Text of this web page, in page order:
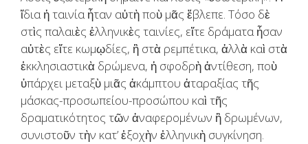
ἴδια ἡ ταινία ἦταν αὐτὴ ποὺ μᾶς ἔβλεπε. Τόσο δὲ
στὶς παλαιὲς ἑλληνικὲς ταινίες, εἴτε δράματα ἦσαν
αὐτὲς εἴτε κωμῳδίες, ἢ στὰ ρεμπέτικα, ἀλλὰ καὶ στὰ
ἐκκλησιαστικὰ δρώμενα, ἡ σφοδρὴ ἀντίθεση, ποὺ
ὑπάρχει μεταξὺ μιᾶς ἀκάμπτου ἀταραξίας τῆς
μάσκας-προσωπείου-προσώπου καὶ τῆς
δραματικότητος τῶν ἀναφερομένων ἢ δρωμένων,
συνιστοῦν τὴν κατ’ ἐξοχὴν ἑλληνικὴ συγκίνηση.